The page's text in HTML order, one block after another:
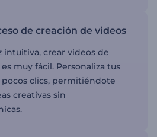
de creación de videos
intuitiva, crear videos de
muy fácil. Personaliza tus
clics, permitiéndote
creativas sin